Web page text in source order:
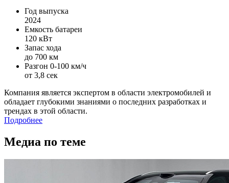
Год выпуска
2024
Емкость батареи
120 кВт
Запас хода
до 700 км
Разгон 0-100 км/ч
от 3,8 сек
Компания является экспертом в области электромобилей и
обладает глубокими знаниями о последних разработках и
трендах в этой области.
Подробнее
Медиа по теме